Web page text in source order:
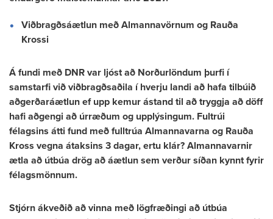
Viðbragðsáætlun með Almannavörnum og Rauða
Krossi
Á fundi með DNR var ljóst að Norðurlöndum þurfi í
samstarfi við viðbragðsaðila í hverju landi að hafa tilbúið
aðgerðaráætlun ef upp kemur ástand til að tryggja að döff
hafi aðgengi að úrræðum og upplýsingum. Fultrúi
félagsins átti fund með fulltrúa Almannavarna og Rauða
Kross vegna átaksins 3 dagar, ertu klár? Almannavarnir
ætla að útbúa drög að áætlun sem verður síðan kynnt fyrir
félagsmönnum.
Stjórn ákveðið að vinna með lögfræðingi að útbúa